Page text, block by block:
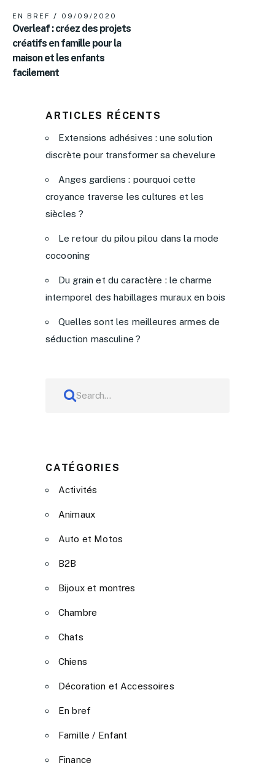
EN BREF 09/09/2020
Overleaf : créez des projets
créatifs en famille pour la
maison et les enfants
facilement
ARTICLES RÉCENTS
Extensions adhésives : une solution
discrète pour transformer sa chevelure
Anges gardiens : pourquoi cette
croyance traverse les cultures et les
siècles ?
Le retour du pilou pilou dans la mode
cocooning
Du grain et du caractère : le charme
intemporel des habillages muraux en bois
Quelles sont les meilleures armes de
séduction masculine ?
CATÉGORIES
Activités
Animaux
Auto et Motos
B2B
Bijoux et montres
Chambre
Chats
Chiens
Décoration et Accessoires
En bref
Famille / Enfant
Finance